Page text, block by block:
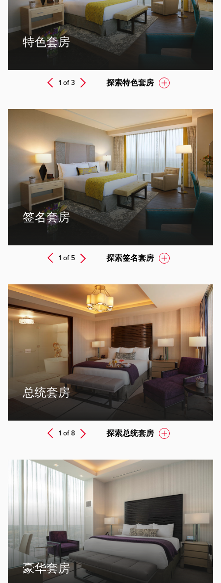
特色套房
1 of3 Next 探索特色套房
签名套房
1 of 5 Next 探索签名套房
总统套房
1 of8 Next 探索总统套房
豪华套房